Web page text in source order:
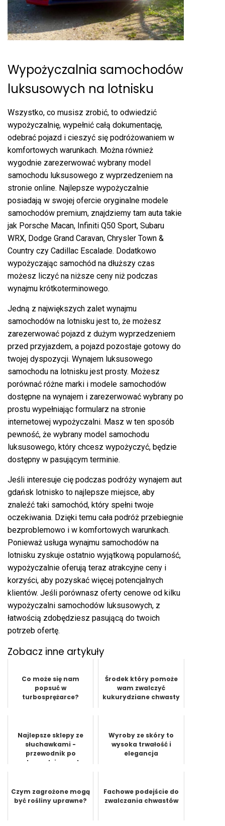
Wypożyczalnia samochodów
luksusowych na lotnisku
Wszystko, co musisz zrobić, to odwiedzić
wypożyczalnię, wypełnić całą dokumentację,
odebrać pojazd i cieszyć się podróżowaniem w
komfortowych warunkach. Można również
wygodnie zarezerwować wybrany model
samochodu luksusowego z wyprzedzeniem na
stronie online. Najlepsze wypożyczalnie
posiadają w swojej ofercie oryginalne modele
samochodów premium, znajdziemy tam auta takie
jak Porsche Macan, Infiniti Q50 Sport, Subaru
WRX, Dodge Grand Caravan, Chrysler Town &
Country czy Cadillac Escalade. Dodatkowo
wypożyczając samochód na dłuższy czas
możesz liczyć na niższe ceny niż podczas
wynajmu krótkoterminowego.
Jedną z największych zalet wynajmu
samochodów na lotnisku jest to, że możesz
zarezerwować pojazd z dużym wyprzedzeniem
przed przyjazdem, a pojazd pozostaje gotowy do
twojej dyspozycji. Wynajem luksusowego
samochodu na lotnisku jest prosty. Możesz
porównać różne marki i modele samochodów
dostępne na wynajem i zarezerwować wybrany po
prostu wypełniając formularz na stronie
internetowej wypożyczalni. Masz w ten sposób
pewność, że wybrany model samochodu
luksusowego, który chcesz wypożyczyć, będzie
dostępny w pasującym terminie.
Jeśli interesuje cię podczas podróży wynajem aut
gdańsk lotnisko to najlepsze miejsce, aby
znaleźć taki samochód, który spełni twoje
oczekiwania. Dzięki temu cała podróż przebiegnie
bezproblemowo i w komfortowych warunkach.
Ponieważ usługa wynajmu samochodów na
lotnisku zyskuje ostatnio wyjątkową popularność,
wypożyczalnie oferują teraz atrakcyjne ceny i
korzyści, aby pozyskać więcej potencjalnych
klientów. Jeśli porównasz oferty cenowe od kilku
wypożyczalni samochodów luksusowych, z
łatwością zdobędziesz pasującą do twoich
potrzeb ofertę.
Zobacz inne artykuły
Co może się nam
popsuć w
turbosprężarce?
Środek który pomoże
wam zwalczyć
kukurydziane chwasty
Najlepsze sklepy ze
słuchawkami -
przewodnik po
zakupach i porady
Wyroby ze skóry to
wysoka trwałość i
elegancja
Czym zagrożone mogą
być rośliny uprawne?
Fachowe podejście do
zwalczania chwastów